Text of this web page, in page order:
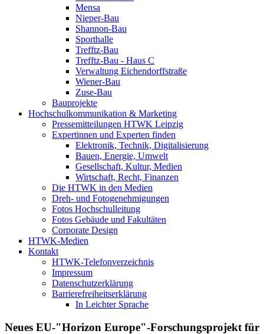
Mensa
Nieper-Bau
Shannon-Bau
Sporthalle
Trefftz-Bau
Trefftz-Bau - Haus C
Verwaltung Eichendorffstraße
Wiener-Bau
Zuse-Bau
Bauprojekte
Hochschulkommunikation & Marketing
Pressemitteilungen HTWK Leipzig
Expertinnen und Experten finden
Elektronik, Technik, Digitalisierung
Bauen, Energie, Umwelt
Gesellschaft, Kultur, Medien
Wirtschaft, Recht, Finanzen
Die HTWK in den Medien
Dreh- und Fotogenehmigungen
Fotos Hochschulleitung
Fotos Gebäude und Fakultäten
Corporate Design
HTWK-Medien
Kontakt
HTWK-Telefonverzeichnis
Impressum
Datenschutzerklärung
Barrierefreiheitserklärung
In Leichter Sprache
Neues EU-"Horizon Europe"-Forschungsprojekt für